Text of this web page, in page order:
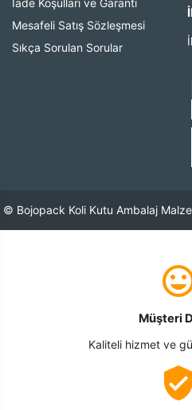
İade Koşulları ve Garanti
Mesafeli Satış Sözleşmesi
Sıkça Sorulan Sorular
© Bojopack Koli Kutu Ambalaj
Müşteri
Kaliteli hizmet ve